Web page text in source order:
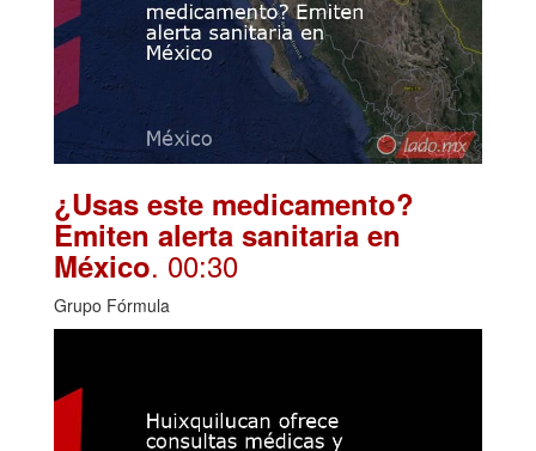
¿Usas este medicamento?
Emiten alerta sanitaria en
México. 00:30
Grupo Fórmula